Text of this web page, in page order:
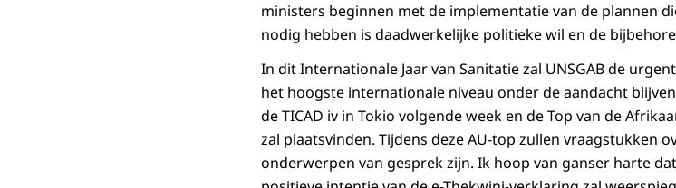
ministers beginnen met de implementatie van de plannen
nodig hebben is daadwerkelijke politieke wil en de
In dit Internationale Jaar van Sanitatie zal UNSGAB de
het hoogste internationale niveau onder de aandacht
de TICAD iv in Tokio volgende week en de Top van de
zal plaatsvinden. Tijdens deze AU-top zullen vraagstukken
onderwerpen van gesprek zijn. Ik hoop van ganser harte